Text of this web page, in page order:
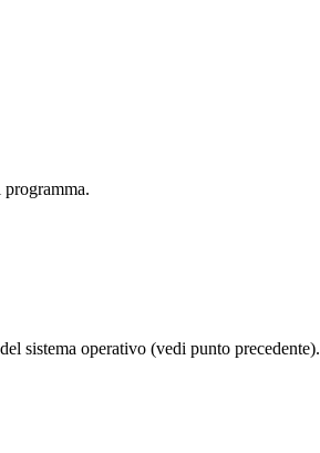
sistema operativo (vedi punto precedente).